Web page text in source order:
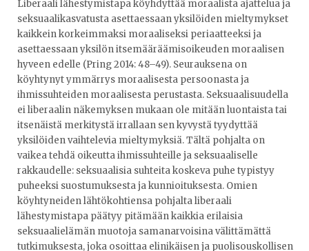
Liberaali lähestymistapa köyhdyttää moraalista ajattelua ja
seksuaalikasvatusta asettaessaan yksilöiden mieltymykset
kaikkein korkeimmaksi moraaliseksi periaatteeksi ja
asettaessaan yksilön itsemääräämisoikeuden moraalisen
hyveen edelle (Pring 2014: 48–49). Seurauksena on
köyhtynyt ymmärrys moraalisesta persoonasta ja
ihmissuhteiden moraalisesta perustasta. Seksuaalisuudella
ei liberaalin näkemyksen mukaan ole mitään luontaista tai
itsenäistä merkitystä irrallaan sen kyvystä tyydyttää
yksilöiden vaihtelevia mieltymyksiä. Tältä pohjalta on
vaikea tehdä oikeutta ihmissuhteille ja seksuaaliselle
rakkaudelle: seksuaalisia suhteita koskeva puhe typistyy
puheeksi suostumuksesta ja kunnioituksesta. Omien
köyhtyneiden lähtökohtiensa pohjalta liberaali
lähestymistapa päätyy pitämään kaikkia erilaisia
seksuaalielämän muotoja samanarvoisina välittämättä
tutkimuksesta, joka osoittaa elinikäisen ja puolisouskollisen